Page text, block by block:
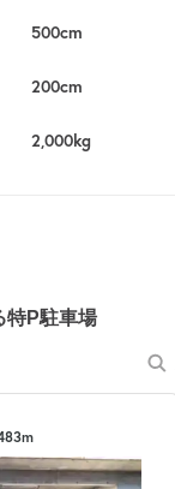
500cm
200cm
2,000kg
特P駐車場